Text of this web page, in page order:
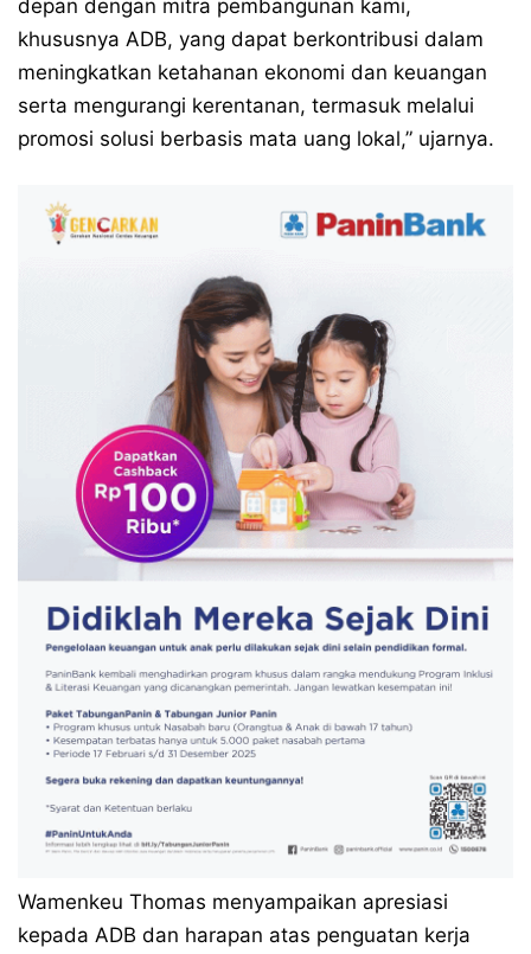
depan dengan mitra pembangunan kami,
khususnya ADB, yang dapat berkontribusi dalam
meningkatkan ketahanan ekonomi dan keuangan
serta mengurangi kerentanan, termasuk melalui
promosi solusi berbasis mata uang lokal,” ujarnya.
Wamenkeu Thomas menyampaikan apresiasi
kepada ADB dan harapan atas penguatan kerja